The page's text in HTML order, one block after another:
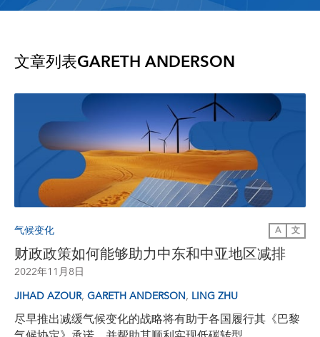
文章列表GARETH ANDERSON
气候变化 A 文
财政政策如何能够助力中东和中亚地区减排
2022年11月8日
JIHAD AZOUR, GARETH ANDERSON, LING ZHU
尽早推出减缓气候变化的战略将有助于各国履行其《巴黎